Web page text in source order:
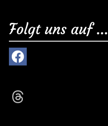
Folgt uns auf ...